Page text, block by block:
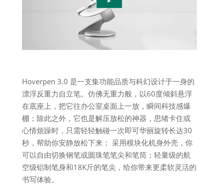
Hoverpen 3.0 是一支集功能品质与科幻设计于一身的
漂浮反重力自立笔。仿佛无重力般，以60度倾斜悬浮
在底座上，把它往办公室桌面上一放，瞬间科技感爆
棚；除此之外，它也是解压放松的神器，思绪卡住或
心情烦躁时，只需轻轻触碰一次即可华丽旋转长达30
秒，帮助你安静放松下来； 采用模块化机身外壳，你
可以自由切换钢笔或圆珠笔笔尖和笔筒；轻量级的航
空级铝制笔身和18K斤的笔尖，给你带来更柔软灵活的
书写体验。